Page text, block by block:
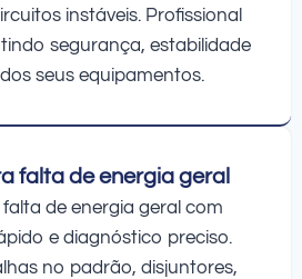
instáveis. Profissional
segurança, estabilidade
seus equipamentos.
falta de energia geral
de energia geral com
e diagnóstico preciso.
no padrão, disjuntores,